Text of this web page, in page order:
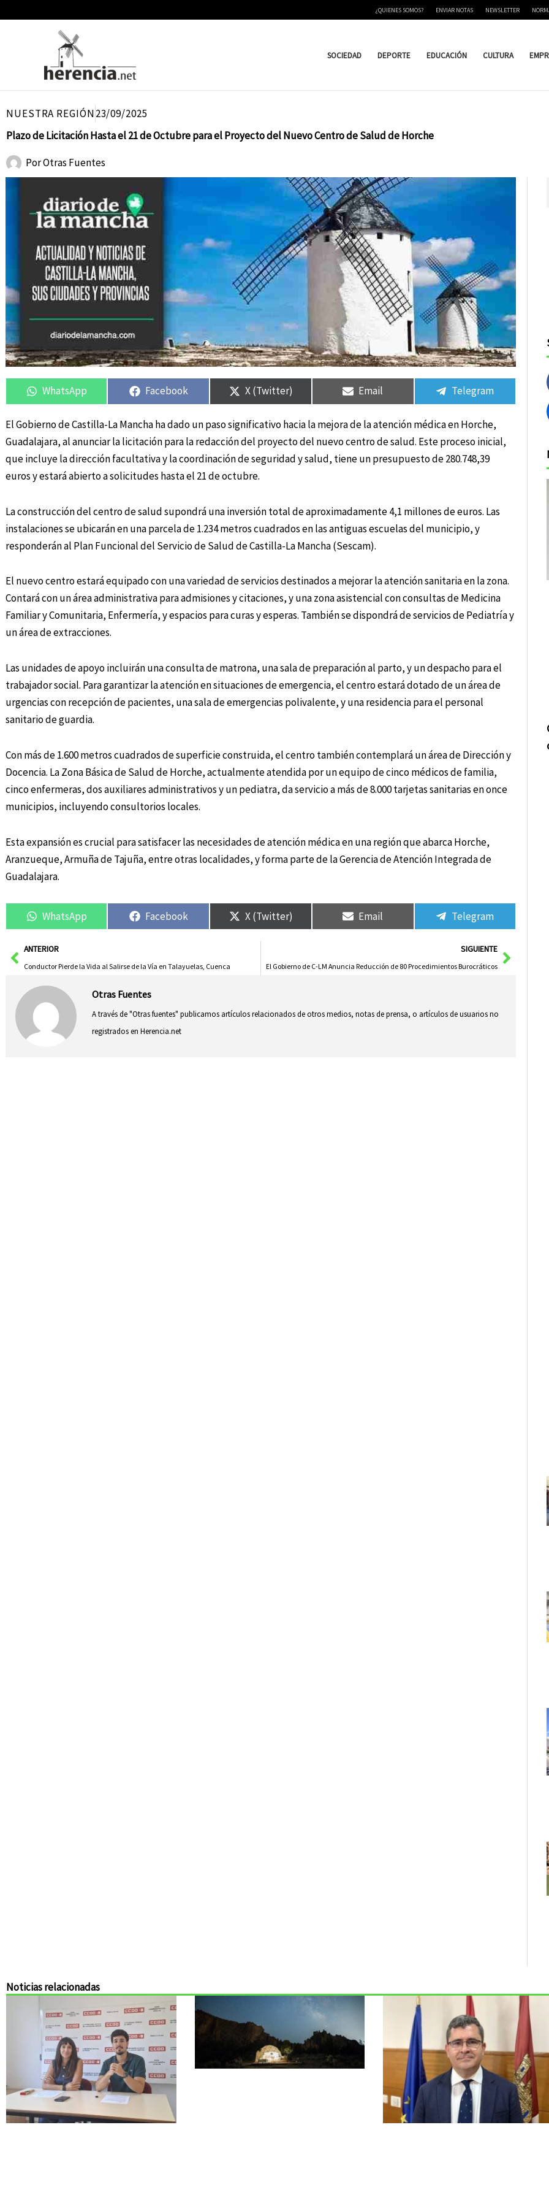
¿QUIENES SOMOS? ENVIAR NOTAS NEWSLETTER
SOCIEDAD DEPORTE EDUCACIÓN CULTURA
NUESTRA REGIÓN23/09/2025
Plazo de Licitación Hasta el 21 de Octubre para el Proyecto del Nuevo Centro de Salud de Horche
PorOtras Fuentes
Compartir
en
WhatsApp
Compartir
en
Facebook
Compartir
en
X (Twitter)
Compartir
en
Email
Compartir
en
Telegram
El Gobierno de Castilla-La Mancha ha dado un paso significativo hacia la mejora de la atención médica en Horche,
Guadalajara, al anunciar la licitación para la redacción del proyecto del nuevo centro de salud. Este proceso inicial,
que incluye la dirección facultativa y la coordinación de seguridad y salud, tiene un presupuesto de 280.748,39
euros y estará abierto a solicitudes hasta el 21 de octubre.
La construcción del centro de salud supondrá una inversión total de aproximadamente 4,1 millones de euros. Las
instalaciones se ubicarán en una parcela de 1.234 metros cuadrados en las antiguas escuelas del municipio, y
responderán al Plan Funcional del Servicio de Salud de Castilla-La Mancha (Sescam).
El nuevo centro estará equipado con una variedad de servicios destinados a mejorar la atención sanitaria en la zona.
Contará con un área administrativa para admisiones y citaciones, y una zona asistencial con consultas de Medicina
Familiar y Comunitaria, Enfermería, y espacios para curas y esperas. También se dispondrá de servicios de Pediatría y
un área de extracciones.
Las unidades de apoyo incluirán una consulta de matrona, una sala de preparación al parto, y un despacho para el
trabajador social. Para garantizar la atención en situaciones de emergencia, el centro estará dotado de un área de
urgencias con recepción de pacientes, una sala de emergencias polivalente, y una residencia para el personal
sanitario de guardia.
Con más de 1.600 metros cuadrados de superficie construida, el centro también contemplará un área de Dirección y
Docencia. La Zona Básica de Salud de Horche, actualmente atendida por un equipo de cinco médicos de familia,
cinco enfermeras, dos auxiliares administrativos y un pediatra, da servicio a más de 8.000 tarjetas sanitarias en once
municipios, incluyendo consultorios locales.
Esta expansión es crucial para satisfacer las necesidades de atención médica en una región que abarca Horche,
Aranzueque, Armuña de Tajuña, entre otras localidades, y forma parte de la Gerencia de Atención Integrada de
Guadalajara.
Compartir
en
WhatsApp
Compartir
en
Facebook
Compartir
en
X (Twitter)
Compartir
en
Email
Compartir
en
Telegram
AntANTERIOR
Conductor Pierde la Vida al Salirse de la Vía en Talayuelas, Cuenca
SIGUIENTE
El Gobierno de C-LM Anuncia Reducción de 80 Procedimientos Burocráticos
Otras Fuentes
A través de "Otras fuentes" publicamos artículos relacionados de otros medios, notas de prensa, o artículos de usuarios no
registrados en Herencia.net
Noticias relacionadas